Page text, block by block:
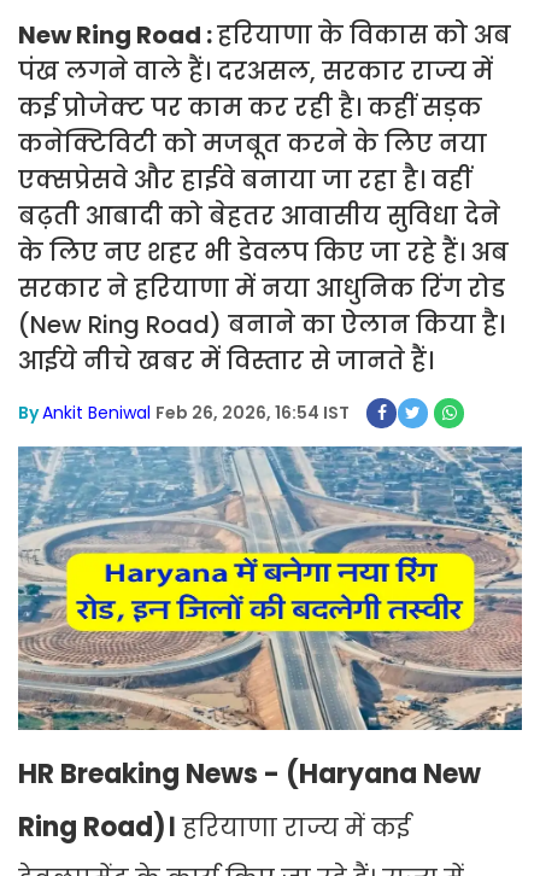
New Ring Road :हरियाणा के विकास को अब
पंख लगने वाले हैं। दरअसल, सरकार राज्य में
कई प्रोजेक्ट पर काम कर रही है। कहीं सड़क
कनेक्टिविटी को मजबूत करने के लिए नया
एक्सप्रेसवे और हाईवे बनाया जा रहा है। वहीं
बढ़ती आबादी को बेहतर आवासीय सुविधा देने
के लिए नए शहर भी डेवलप किए जा रहे हैं। अब
सरकार ने हरियाणा में नया आधुनिक रिंग रोड
(New Ring Road) बनाने का ऐलान किया है।
आईये नीचे खबर में विस्तार से जानते हैं।
ByAnkit Beniwal Feb 26, 2026, 16:54 IST
HR Breaking News - (Haryana New
Ring Road)। हरियाणा राज्य में कई